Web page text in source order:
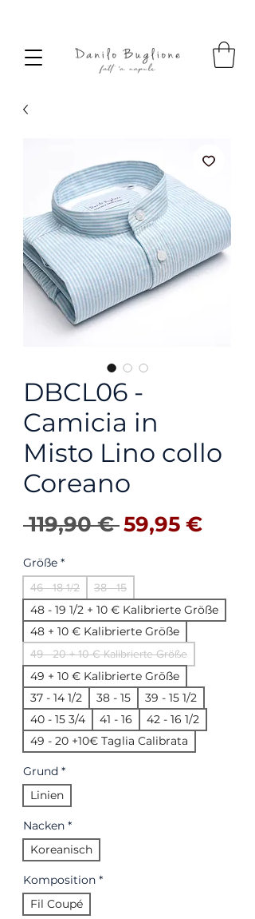
DBCL06 -
Camicia in
Misto Lino collo
Coreano
119,90 € 59,95 €
Größe *
46 - 18 1/2 38 - 15
48 - 19 1/2 + 10 € Kalibrierte Größe
48 + 10 € Kalibrierte Größe
49 - 20 + 10 € Kalibrierte Größe
49 + 10 € Kalibrierte Größe
37 - 14 1/2
38 - 15
39 - 15 1/2
40 - 15 3/4
41 - 16
42 - 16 1/2
49 - 20 +10€ Taglia Calibrata
Grund *
Linien
Nacken *
Koreanisch
Komposition *
Fil Coupé